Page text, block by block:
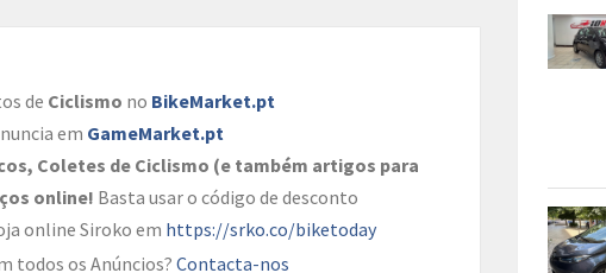
de Ciclismo no BikeMarket.pt
em GameMarket.pt
Coletes de Ciclismo (e também artigos para
online! Basta usar o código de desconto
online Siroko em https://srko.co/biketoday
todos os Anúncios? Contacta-nos